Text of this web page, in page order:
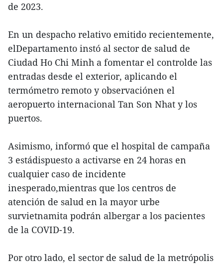
de 2023.
En un despacho relativo emitido recientemente,
elDepartamento instó al sector de salud de
Ciudad Ho Chi Minh a fomentar el controlde las
entradas desde el exterior, aplicando el
termómetro remoto y observaciónen el
aeropuerto internacional Tan Son Nhat y los
puertos.
Asimismo, informó que el hospital de campaña
3 estádispuesto a activarse en 24 horas en
cualquier caso de incidente
inesperado,mientras que los centros de
atención de salud en la mayor urbe
survietnamita podrán albergar a los pacientes
de la COVID-19.
Por otro lado, el sector de salud de la metrópolis